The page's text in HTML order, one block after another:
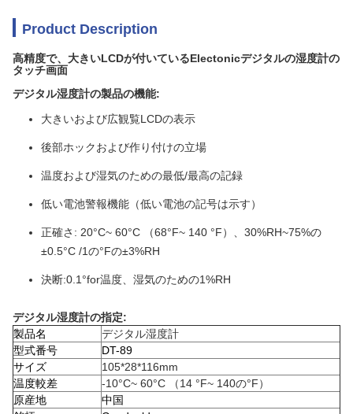
Product Description
高精度で、大きいLCDが付いているElectonicデジタルの湿度計の
タッチ画面
デジタル湿度計の製品の機能:
大きいおよび広観覧LCDの表示
後部ホックおよび作り付けの立場
温度および湿気のための最低/最高の記録
低い電池警報機能（低い電池の記号は示す）
正確さ: 20°C~ 60°C （68°F~ 140 °F）、30%RH~75%の
±0.5°C /1の°Fの±3%RH
決断:0.1°for温度、湿気のための1%RH
デジタル湿度計の指定:
製品名
デジタル湿度計
型式番号
DT-89
サイズ
105*28*116mm
温度較差
-10°C~ 60°C （14 °F~ 140の°F）
原産地
中国